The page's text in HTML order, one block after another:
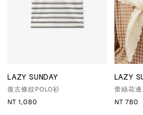
LAZY SUNDAY
復古條紋POLO衫
NT 1,080
LAZY
蕾絲花邊
NT 780